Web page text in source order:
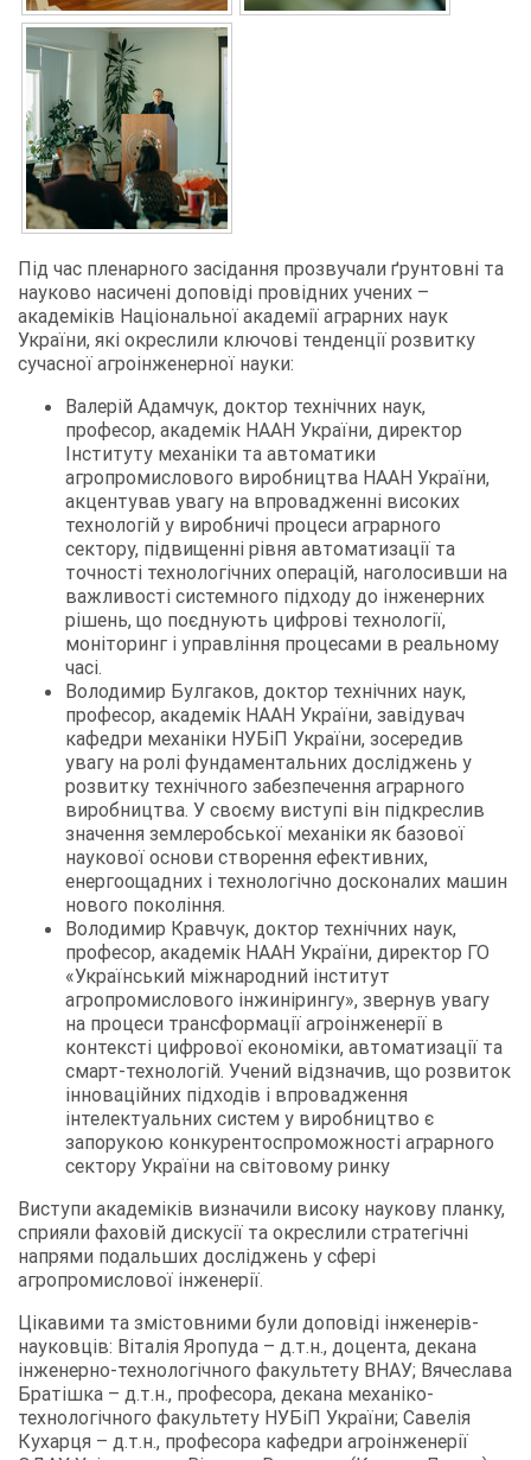
Під час пленарного засідання прозвучали ґрунтовні та
науково насичені доповіді провідних учених –
академіків Національної академії аграрних наук
України, які окреслили ключові тенденції розвитку
сучасної агроінженерної науки:
Валерій Адамчук, доктор технічних наук,
професор, академік НААН України, директор
Інституту механіки та автоматики
агропромислового виробництва НААН України,
акцентував увагу на впровадженні високих
технологій у виробничі процеси аграрного
сектору, підвищенні рівня автоматизації та
точності технологічних операцій, наголосивши на
важливості системного підходу до інженерних
рішень, що поєднують цифрові технології,
моніторинг і управління процесами в реальному
часі.
Володимир Булгаков, доктор технічних наук,
професор, академік НААН України, завідувач
кафедри механіки НУБіП України, зосередив
увагу на ролі фундаментальних досліджень у
розвитку технічного забезпечення аграрного
виробництва. У своєму виступі він підкреслив
значення землеробської механіки як базової
наукової основи створення ефективних,
енергоощадних і технологічно досконалих машин
нового покоління.
Володимир Кравчук, доктор технічних наук,
професор, академік НААН України, директор ГО
«Український міжнародний інститут
агропромислового інжинірингу», звернув увагу
на процеси трансформації агроінженерії в
контексті цифрової економіки, автоматизації та
смарт-технологій. Учений відзначив, що розвиток
інноваційних підходів і впровадження
інтелектуальних систем у виробництво є
запорукою конкурентоспроможності аграрного
сектору України на світовому ринку
Виступи академіків визначили високу наукову планку,
сприяли фаховій дискусії та окреслили стратегічні
напрями подальших досліджень у сфері
агропромислової інженерії.
Цікавими та змістовними були доповіді інженерів-
науковців: Віталія Яропуда – д.т.н., доцента, декана
інженерно-технологічного факультету ВНАУ; Вячеслава
Братішка – д.т.н., професора, декана механіко-
технологічного факультету НУБіП України; Савелія
Кухарця – д.т.н., професора кафедри агроінженерії